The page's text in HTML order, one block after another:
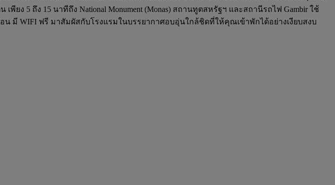
ยง 5 ถึง 15 นาทีถึง National Monument (Monas) สถานทูตสหรัฐฯ และสถานีรถไฟ Gambir ใช้
มี WIFI ฟรี มาสัมผัสกับโรงแรมในบรรยากาศอบอุ่นใกล้ชิดที่ให้คุณเข้าพักได้อย่างเงียบสงบ